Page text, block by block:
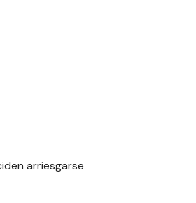
arriesgarse